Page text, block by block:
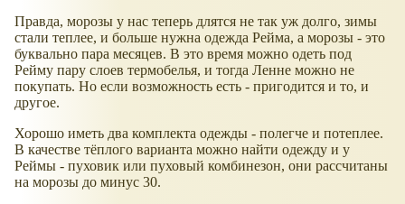
Правда, морозы у нас теперь длятся не так уж долго, зимы
стали теплее, и больше нужна одежда Рейма, а морозы - это
буквально пара месяцев. В это время можно одеть под
Рейму пару слоев термобелья, и тогда Ленне можно не
покупать. Но если возможность есть - пригодится и то, и
другое.
Хорошо иметь два комплекта одежды - полегче и потеплее.
В качестве тёплого варианта можно найти одежду и у
Реймы - пуховик или пуховый комбинезон, они рассчитаны
на морозы до минус 30.